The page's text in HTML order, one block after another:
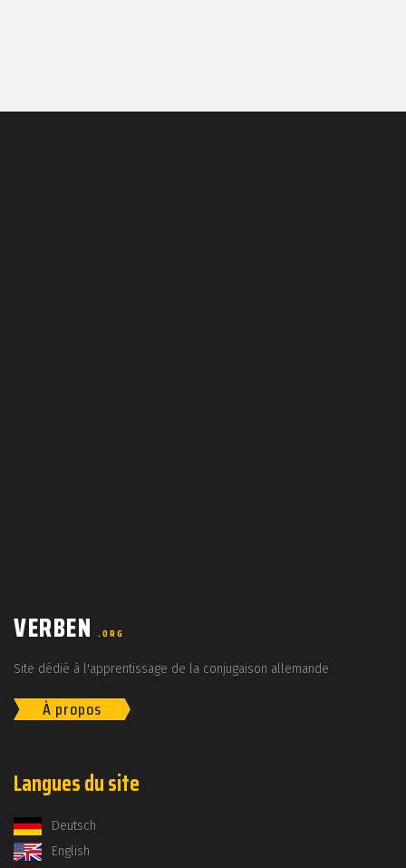
VERBEN .ORG
Site dédié à l'apprentissage de la conjugaison allemande
À propos
Langues du site
Deutsch
English